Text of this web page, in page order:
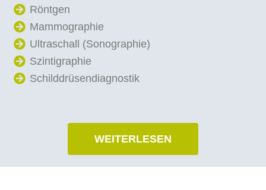
Röntgen
Mammographie
Ultraschall (Sonographie)
Szintigraphie
Schilddrüsendiagnostik
WEITERLESEN